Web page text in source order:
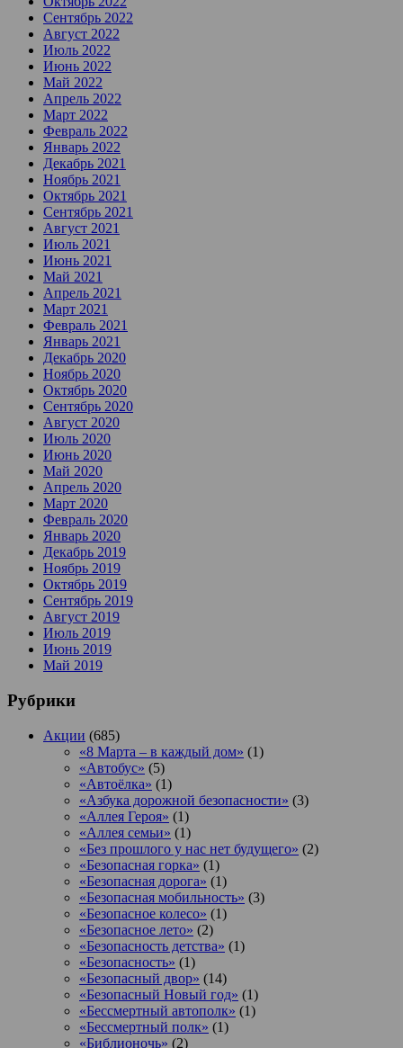
Сентябрь 2022
Август 2022
Июль 2022
Июнь 2022
Май 2022
Апрель 2022
Март 2022
Февраль 2022
Январь 2022
Декабрь 2021
Ноябрь 2021
Октябрь 2021
Сентябрь 2021
Август 2021
Июль 2021
Июнь 2021
Май 2021
Апрель 2021
Март 2021
Февраль 2021
Январь 2021
Декабрь 2020
Ноябрь 2020
Октябрь 2020
Сентябрь 2020
Август 2020
Июль 2020
Июнь 2020
Май 2020
Апрель 2020
Март 2020
Февраль 2020
Январь 2020
Декабрь 2019
Ноябрь 2019
Октябрь 2019
Сентябрь 2019
Август 2019
Июль 2019
Июнь 2019
Май 2019
Рубрики
Акции (685)
«8 Марта – в каждый дом» (1)
«Автобус» (5)
«Автоёлка» (1)
«Азбука дорожной безопасности» (3)
«Аллея Героя» (1)
«Аллея семьи» (1)
«Без прошлого у нас нет будущего» (2)
«Безопасная горка» (1)
«Безопасная дорога» (1)
«Безопасная мобильность» (3)
«Безопасное колесо» (1)
«Безопасное лето» (2)
«Безопасность детства» (1)
«Безопасность» (1)
«Безопасный двор» (14)
«Безопасный Новый год» (1)
«Бессмертный автополк» (1)
«Бессмертный полк» (1)
«Библионочь» (2)